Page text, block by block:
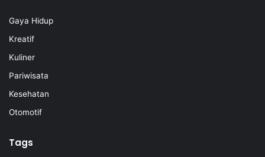
Gaya Hidup
Kreatif
Kuliner
Pariwisata
Kesehatan
Otomotif
Tags